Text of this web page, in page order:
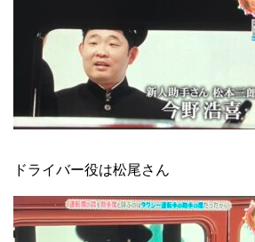
ドライバー役は松尾さん